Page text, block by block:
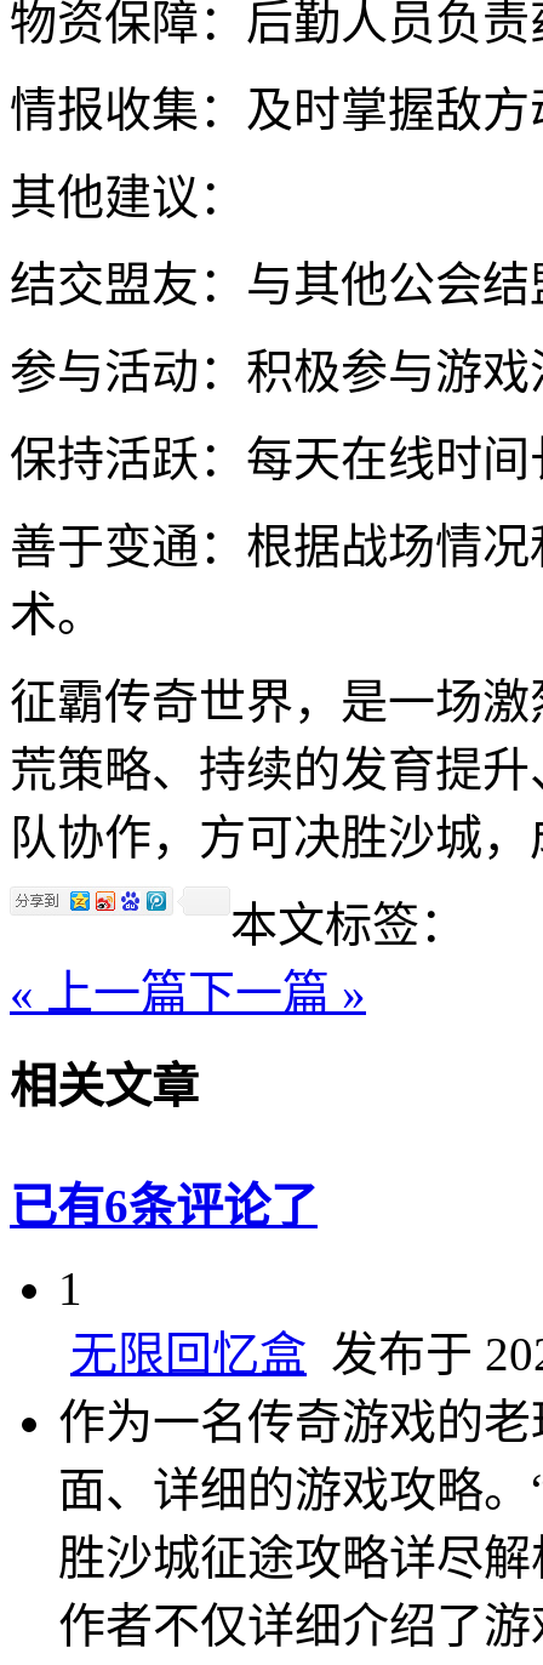
物资保障：后勤人员负
情报收集：及时掌握敌
其他建议：
结交盟友：与其他公会
参与活动：积极参与游
保持活跃：每天在线时
善于变通：根据战场情
术。
征霸传奇世界，是一场
荒策略、持续的发育提
队协作，方可决胜沙城
本文标签：
« 上一篇下一篇 »
相关文章
已有6条评论了
1
无限回忆盒 发布于
作为一名传奇游戏的
面、详细的游戏攻略
胜沙城征途攻略详尽
作者不仅详细介绍了